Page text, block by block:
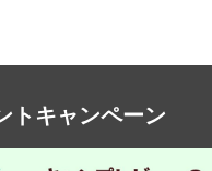
トキャンペーン